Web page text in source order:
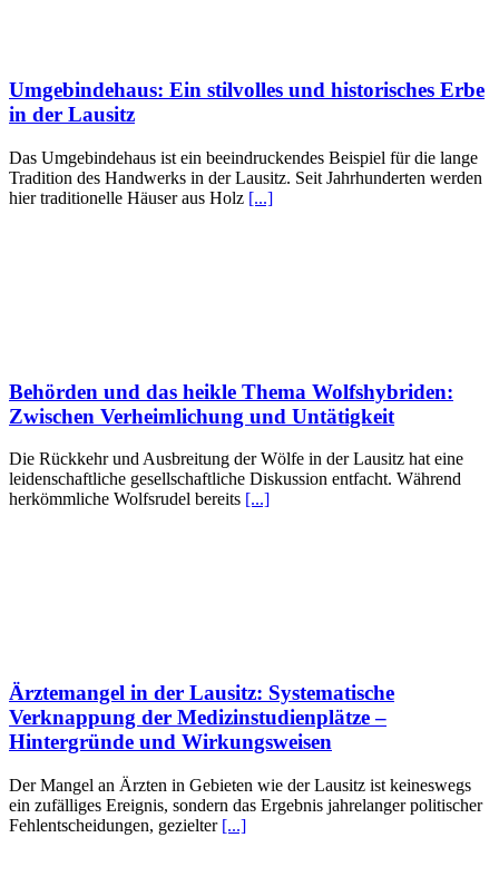
Umgebindehaus: Ein stilvolles und historisches Erbe
in der Lausitz
Das Umgebindehaus ist ein beeindruckendes Beispiel für die lange
Tradition des Handwerks in der Lausitz. Seit Jahrhunderten werden
hier traditionelle Häuser aus Holz [...]
Behörden und das heikle Thema Wolfshybriden:
Zwischen Verheimlichung und Untätigkeit
Die Rückkehr und Ausbreitung der Wölfe in der Lausitz hat eine
leidenschaftliche gesellschaftliche Diskussion entfacht. Während
herkömmliche Wolfsrudel bereits [...]
Ärztemangel in der Lausitz: Systematische
Verknappung der Medizinstudienplätze –
Hintergründe und Wirkungsweisen
Der Mangel an Ärzten in Gebieten wie der Lausitz ist keineswegs
ein zufälliges Ereignis, sondern das Ergebnis jahrelanger politischer
Fehlentscheidungen, gezielter [...]